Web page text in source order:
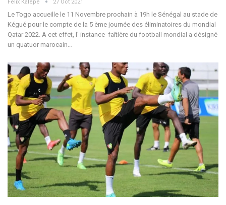
Felix Kalepe 27 Oct 2021
Le Togo accueille le 11 Novembre prochain à 19h le Sénégal au stade de
Kégué pour le compte de la 5 ème journée des éliminatoires du mondial
Qatar 2022. A cet effet, l' instance faîtière du football mondial a désigné
un quatuor marocain…